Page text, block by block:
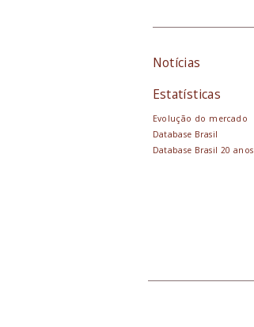
Notícias
Estatísticas
Evolução do mercado
Database Brasil
Database Brasil 20 anos